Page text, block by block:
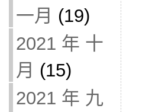
一月 (19)
2021 年 十
月 (15)
2021 年 九